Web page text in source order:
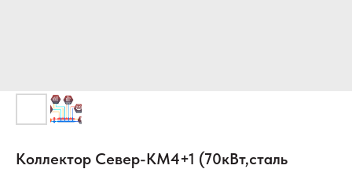
Коллектор Север-КМ4+1 (70кВт,сталь